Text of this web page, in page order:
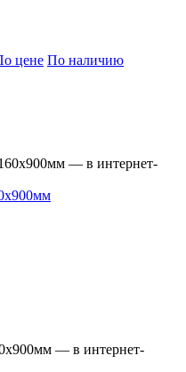
цене По наличию